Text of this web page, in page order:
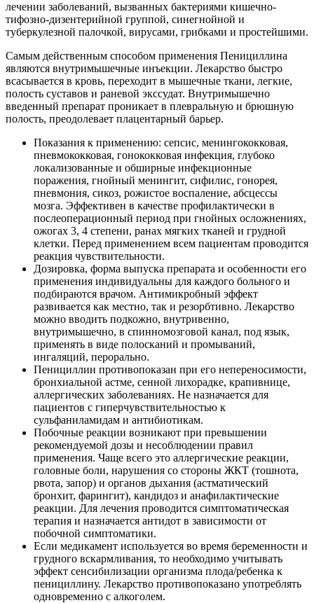
лечении заболеваний, вызванных бактериями кишечно-
тифозно-дизентерийной группой, синегнойной и
туберкулезной палочкой, вирусами, грибками и простейшими.
Самым действенным способом применения Пенициллина
являются внутримышечные инъекции. Лекарство быстро
всасывается в кровь, переходит в мышечные ткани, легкие,
полость суставов и раневой экссудат. Внутримышечно
введенный препарат проникает в плевральную и брюшную
полость, преодолевает плацентарный барьер.
Показания к применению: сепсис, менингококковая,
пневмококковая, гонококковая инфекция, глубоко
локализованные и обширные инфекционные
поражения, гнойный менингит, сифилис, гонорея,
пневмония, сикоз, рожистое воспаление, абсцессы
мозга. Эффективен в качестве профилактически в
послеоперационный период при гнойных осложнениях,
ожогах 3, 4 степени, ранах мягких тканей и грудной
клетки. Перед применением всем пациентам проводится
реакция чувствительности.
Дозировка, форма выпуска препарата и особенности его
применения индивидуальны для каждого больного и
подбираются врачом. Антимикробный эффект
развивается как местно, так и резорбтивно. Лекарство
можно вводить подкожно, внутривенно,
внутримышечно, в спинномозговой канал, под язык,
применять в виде полосканий и промываний,
ингаляций, перорально.
Пенициллин противопоказан при его непереносимости,
бронхиальной астме, сенной лихорадке, крапивнице,
аллергических заболеваниях. Не назначается для
пациентов с гиперчувствительностью к
сульфаниламидам и антибиотикам.
Побочные реакции возникают при превышении
рекомендуемой дозы и несоблюдении правил
применения. Чаще всего это аллергические реакции,
головные боли, нарушения со стороны ЖКТ (тошнота,
рвота, запор) и органов дыхания (астматический
бронхит, фарингит), кандидоз и анафилактические
реакции. Для лечения проводится симптоматическая
терапия и назначается антидот в зависимости от
побочной симптоматики.
Если медикамент используется во время беременности и
грудного вскармливания, то необходимо учитывать
эффект сенсибилизации организма плода/ребенка к
пенициллину. Лекарство противопоказано употреблять
одновременно с алкоголем.